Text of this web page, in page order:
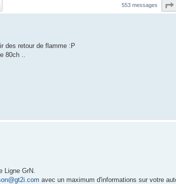
553 messages
des retour de flamme :P
80ch ..
Ligne GrN.
avec un maximum d'informations sur votre